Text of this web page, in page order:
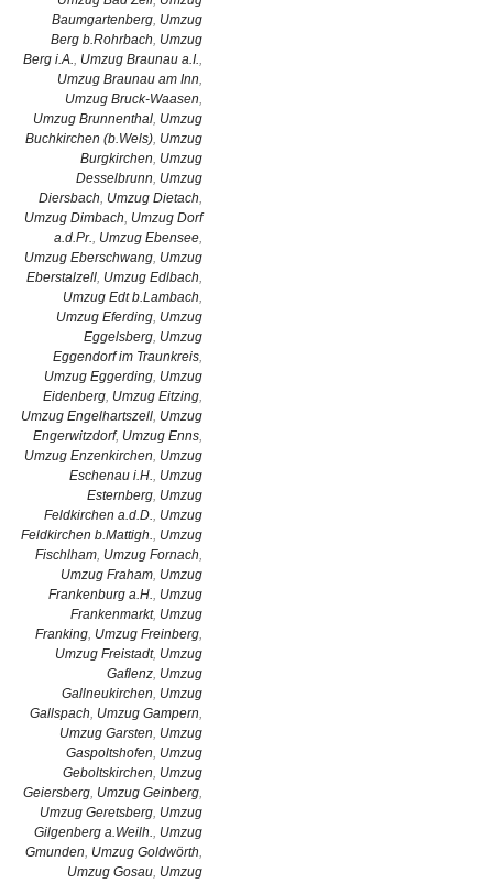
Baumgartenberg, Umzug
Berg b.Rohrbach, Umzug
Berg i.A., Umzug Braunau a.I.,
Umzug Braunau am Inn,
Umzug Bruck-Waasen,
Umzug Brunnenthal, Umzug
Buchkirchen (b.Wels), Umzug
Burgkirchen, Umzug
Desselbrunn, Umzug
Diersbach, Umzug Dietach,
Umzug Dimbach, Umzug Dorf
a.d.Pr., Umzug Ebensee,
Umzug Eberschwang, Umzug
Eberstalzell, Umzug Edlbach,
Umzug Edt b.Lambach,
Umzug Eferding, Umzug
Eggelsberg, Umzug
Eggendorf im Traunkreis,
Umzug Eggerding, Umzug
Eidenberg, Umzug Eitzing,
Umzug Engelhartszell, Umzug
Engerwitzdorf, Umzug Enns,
Umzug Enzenkirchen, Umzug
Eschenau i.H., Umzug
Esternberg, Umzug
Feldkirchen a.d.D., Umzug
Feldkirchen b.Mattigh., Umzug
Fischlham, Umzug Fornach,
Umzug Fraham, Umzug
Frankenburg a.H., Umzug
Frankenmarkt, Umzug
Franking, Umzug Freinberg,
Umzug Freistadt, Umzug
Gaflenz, Umzug
Gallneukirchen, Umzug
Gallspach, Umzug Gampern,
Umzug Garsten, Umzug
Gaspoltshofen, Umzug
Geboltskirchen, Umzug
Geiersberg, Umzug Geinberg,
Umzug Geretsberg, Umzug
Gilgenberg a.Weilh., Umzug
Gmunden, Umzug Goldwörth,
Umzug Gosau, Umzug